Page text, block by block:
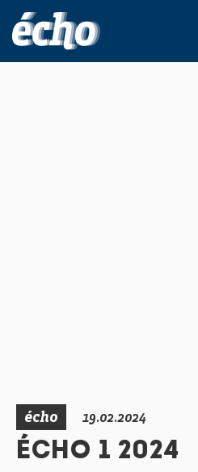
écho 19.02.2024
ÉCHO 1 2024